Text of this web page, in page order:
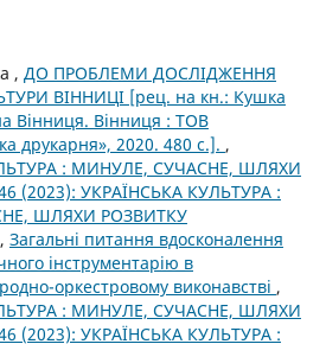
, ДО ПРОБЛЕМИ ДОСЛІДЖЕННЯ
ВІННИЦІ [рец. на кн.: Кушка
Вінниця. Вінниця : ТОВ
друкарня», 2020. 480 с.]. ,
: МИНУЛЕ, СУЧАСНЕ, ШЛЯХИ
(2023): УКРАЇНСЬКА КУЛЬТУРА :
ШЛЯХИ РОЗВИТКУ
Загальні питання вдосконалення
інструментарію в
оркестровому виконавстві ,
: МИНУЛЕ, СУЧАСНЕ, ШЛЯХИ
(2023): УКРАЇНСЬКА КУЛЬТУРА :